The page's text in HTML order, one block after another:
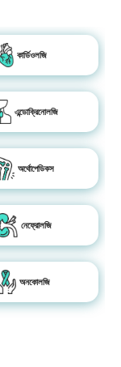
কার্ডিওলজি
এন্ডোক্রিনোলজি
অর্থোপেডিকস
নেফ্রোলজি
অনকোলজি